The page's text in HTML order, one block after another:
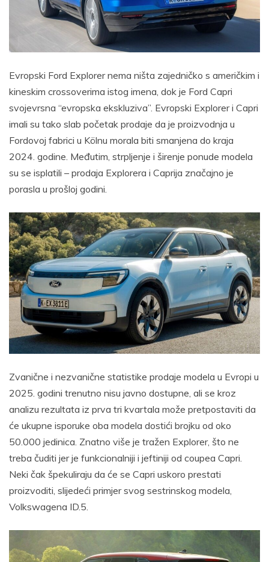
Evropski Ford Explorer nema ništa zajedničko s američkim i
kineskim crossoverima istog imena, dok je Ford Capri
svojevrsna “evropska ekskluziva”. Evropski Explorer i Capri
imali su tako slab početak prodaje da je proizvodnja u
Fordovoj fabrici u Kölnu morala biti smanjena do kraja
2024. godine. Međutim, strpljenje i širenje ponude modela
su se isplatili – prodaja Explorera i Caprija značajno je
porasla u prošloj godini.
Zvanične i nezvanične statistike prodaje modela u Evropi u
2025. godini trenutno nisu javno dostupne, ali se kroz
analizu rezultata iz prva tri kvartala može pretpostaviti da
će ukupne isporuke oba modela dostići brojku od oko
50.000 jedinica. Znatno više je tražen Explorer, što ne
treba čuditi jer je funkcionalniji i jeftiniji od coupea Capri.
Neki čak špekuliraju da će se Capri uskoro prestati
proizvoditi, slijedeći primjer svog sestrinskog modela,
Volkswagena ID.5.